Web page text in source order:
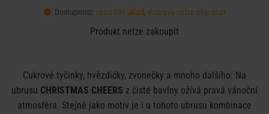
Dostupnost: centrální sklad, doprava nelze objednat
Produkt nelze zakoupit
Cukrové tyčinky, hvězdičky, zvonečky a mnoho dalšího: Na
ubrusu CHRISTMAS CHEERS z čisté bavlny ožívá pravá vánoční
atmosféra. Stejně jako motiv je i u tohoto ubrusu kombinace